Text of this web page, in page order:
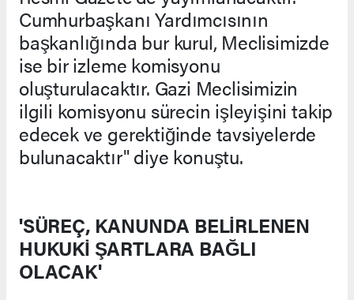
Cumhurbaşkanı Yardımcısının
başkanlığında bur kurul, Meclisimizde
ise bir izleme komisyonu
oluşturulacaktır. Gazi Meclisimizin
ilgili komisyonu sürecin işleyişini takip
edecek ve gerektiğinde tavsiyelerde
bulunacaktır" diye konuştu.
'SÜREÇ, KANUNDA BELİRLENEN
HUKUKİ ŞARTLARA BAĞLI
OLACAK'